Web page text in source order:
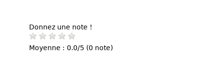
Donnez une note !
Moyenne : 0.0/5 (0 note)